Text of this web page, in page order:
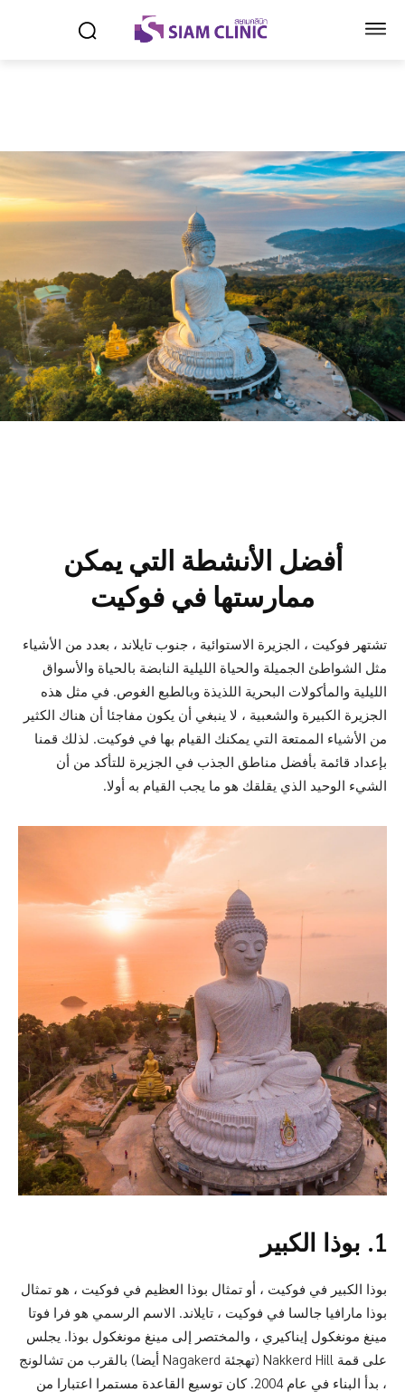
أفضل الأنشطة التي يمكن
ممارستها في فوكيت
تشتهر فوكيت ، الجزيرة الاستوائية ، جنوب تايلاند ، بعدد من الأشياء
مثل الشواطئ الجميلة والحياة الليلية النابضة بالحياة والأسواق
الليلية والمأكولات البحرية اللذيذة وبالطبع الغوص. في مثل هذه
الجزيرة الكبيرة والشعبية ، لا ينبغي أن يكون مفاجئا أن هناك الكثير
من الأشياء الممتعة التي يمكنك القيام بها في فوكيت. لذلك قمنا
بإعداد قائمة بأفضل مناطق الجذب في الجزيرة للتأكد من أن
الشيء الوحيد الذي يقلقك هو ما يجب القيام به أولا.
1. بوذا الكبير
بوذا الكبير في فوكيت ، أو تمثال بوذا العظيم في فوكيت ، هو تمثال
بوذا مارافيا جالسا في فوكيت ، تايلاند. الاسم الرسمي هو فرا فوتا
مينغ مونغكول إيناكيري ، والمختصر إلى مينغ مونغكول بوذا. يجلس
على قمة Nakkerd Hill (تهجئة Nagakerd أيضا) بالقرب من تشالونج
، بدأ البناء في عام 2004. كان توسيع القاعدة مستمرا اعتبارا من